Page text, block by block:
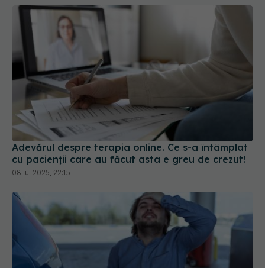
Adevărul despre terapia online. Ce s-a întâmplat
cu pacienții care au făcut asta e greu de crezut!
08 iul 2025, 22:15